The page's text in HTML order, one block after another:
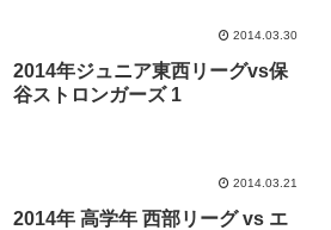
2014.03.30
2014年ジュニア東西リーグvs保
谷ストロンガーズ 1
2014.03.21
2014年 高学年 西部リーグ vs エ